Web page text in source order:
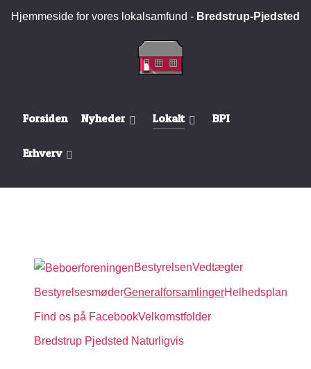
Hjemmeside for vores lokalsamfund - Bredstrup-Pjedsted
Forsiden Nyheder Lokalt BPI
Erhverv
BestyrelsenVedtægter
BestyrelsesmøderGeneralforsamlingerHelhedsplan
Find os på FacebookVelkomstfolder
Bredstrup Pjedsted Naturligvis